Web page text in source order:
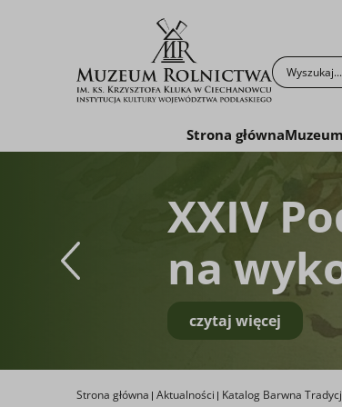
Po
Strona głównaMuzeum
XXIV
na
czytaj więcej
Strona główna Aktualności Katalog Barwna